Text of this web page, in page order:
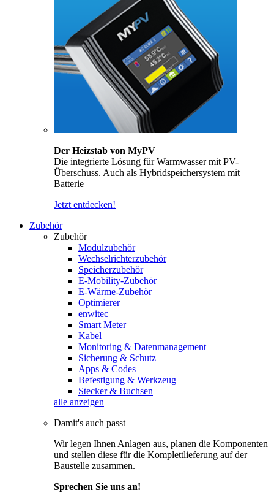
Der Heizstab von MyPV
Die integrierte Lösung für Warmwasser mit PV-
Überschuss. Auch als Hybridspeichersystem mit
Batterie
Jetzt entdecken!
Zubehör
Zubehör
Modulzubehör
Wechselrichterzubehör
Speicherzubehör
E-Mobility-Zubehör
E-Wärme-Zubehör
Optimierer
enwitec
Smart Meter
Kabel
Monitoring & Datenmanagement
Sicherung & Schutz
Apps & Codes
Befestigung & Werkzeug
Stecker & Buchsen
alle anzeigen
Damit's auch passt
Wir legen Ihnen Anlagen aus, planen die Komponenten
und stellen diese für die Komplettlieferung auf der
Baustelle zusammen.
Sprechen Sie uns an!